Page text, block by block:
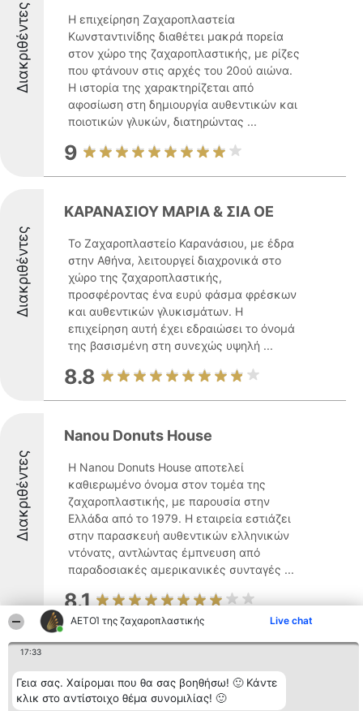
ΑΕΤΟΊ της ζαχαροπλαστικής Live chat
17:33
Γεια σας. Χαίρομαι που θα σας βοηθήσω! 🙂 Κάντε
κλικ στο αντίστοιχο θέμα συνομιλίας! 🙂
Διακριθέντες
Η επιχείρηση Ζαχαροπλαστεία
Κωνσταντινίδης διαθέτει μακρά πορεία
στον χώρο της ζαχαροπλαστικής, με ρίζες
που φτάνουν στις αρχές του 20ού αιώνα.
Η ιστορία της χαρακτηρίζεται από
αφοσίωση στη δημιουργία αυθεντικών και
ποιοτικών γλυκών, διατηρώντας ...
9
Διακριθέντες
ΚΑΡΑΝΑΣΙΟΥ ΜΑΡΙΑ & ΣΙΑ ΟΕ
Το Ζαχαροπλαστείο Καρανάσιου, με έδρα
στην Αθήνα, λειτουργεί διαχρονικά στο
χώρο της ζαχαροπλαστικής,
προσφέροντας ένα ευρύ φάσμα φρέσκων
και αυθεντικών γλυκισμάτων. Η
επιχείρηση αυτή έχει εδραιώσει το όνομά
της βασισμένη στη συνεχώς υψηλή ...
8.8
Διακριθέντες
Nanou Donuts House
Η Nanou Donuts House αποτελεί
καθιερωμένο όνομα στον τομέα της
ζαχαροπλαστικής, με παρουσία στην
Ελλάδα από το 1979. Η εταιρεία εστιάζει
στην παρασκευή αυθεντικών ελληνικών
ντόνατς, αντλώντας έμπνευση από
παραδοσιακές αμερικανικές συνταγές ...
8.1
Η Emi's Cupcakes ιδρύθηκε το 2011 και
έχει εδραιωθεί ως ένα γνωστό